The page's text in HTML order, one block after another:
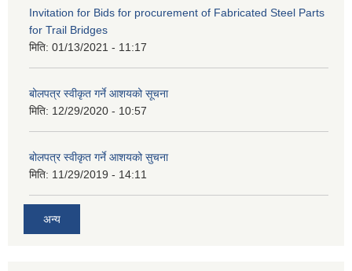
Invitation for Bids for procurement of Fabricated Steel Parts
for Trail Bridges
मिति: 01/13/2021 - 11:17
बोलपत्र स्वीकृत गर्ने आशयको सूचना
मिति: 12/29/2020 - 10:57
बोलपत्र स्वीकृत गर्ने आशयको सुचना
मिति: 11/29/2019 - 14:11
अन्य